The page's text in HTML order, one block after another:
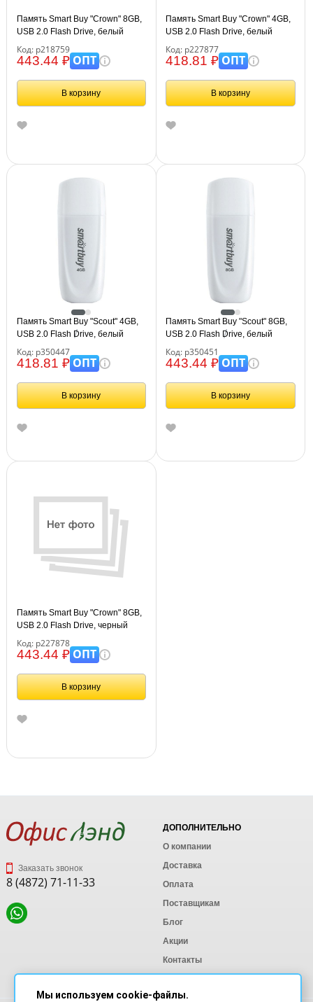
Память Smart Buy "Crown" 8GB,
USB 2.0 Flash Drive, белый
Код: р218759
443.44 ₽ОПТ
В корзину
Память Smart Buy "Crown" 4GB,
USB 2.0 Flash Drive, белый
Код: р227877
418.81 ₽ОПТ
В корзину
Память Smart Buy "Scout" 4GB,
USB 2.0 Flash Drive, белый
Код: р350447
418.81 ₽ОПТ
В корзину
Память Smart Buy "Scout" 8GB,
USB 2.0 Flash Drive, белый
Код: р350451
443.44 ₽ОПТ
В корзину
Память Smart Buy "Crown" 8GB,
USB 2.0 Flash Drive, черный
Код: р227878
443.44 ₽ОПТ
В корзину
Заказать звонок
8 (4872) 71-11-33
ДОПОЛНИТЕЛЬНО
О компании
Доставка
Оплата
Поставщикам
Блог
Акции
Контакты
Мы используем cookie-файлы.